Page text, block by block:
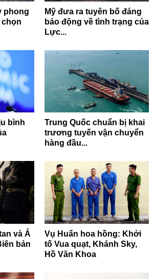
phong
chọn
Mỹ đưa ra tuyên bố đáng
báo động về tình trạng của
Lực...
bình
Trung Quốc chuẩn bị khai
trương tuyến vận chuyển
hàng đầu...
và Ả
bản
Vụ Huấn hoa hồng: Khởi
tố Vua quạt, Khánh Sky,
Hồ Văn Khoa